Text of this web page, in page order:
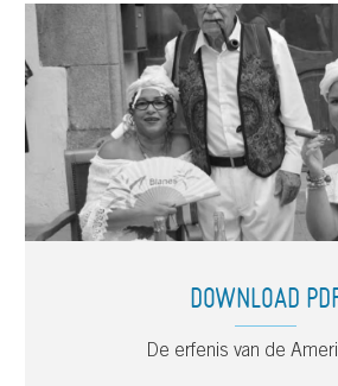
DOWNLOAD
De erfenis van de